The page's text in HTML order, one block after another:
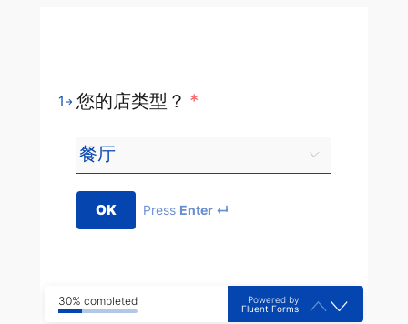
1 您的店类型？ *
OK Press Enter ↵
30% completed
Powered by
Fluent Forms